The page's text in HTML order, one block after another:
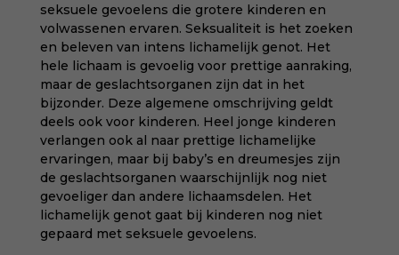
seksuele gevoelens die grotere kinderen en
volwassenen ervaren. Seksualiteit is het zoeken
en beleven van intens lichamelijk genot. Het
hele lichaam is gevoelig voor prettige aanraking,
maar de geslachtsorganen zijn dat in het
bijzonder. Deze algemene omschrijving geldt
deels ook voor kinderen. Heel jonge kinderen
verlangen ook al naar prettige lichamelijke
ervaringen, maar bij baby’s en dreumesjes zijn
de geslachtsorganen waarschijnlijk nog niet
gevoeliger dan andere lichaamsdelen. Het
lichamelijk genot gaat bij kinderen nog niet
gepaard met seksuele gevoelens.